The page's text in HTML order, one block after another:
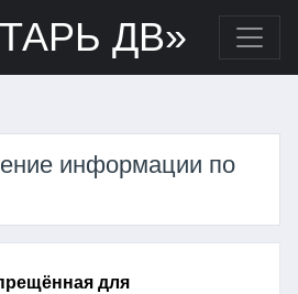
ДВ»
информации по
для